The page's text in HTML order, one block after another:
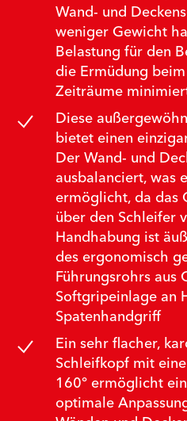
Wand- und
weniger Gewicht
Belastung für den
die Ermüdung
Zeiträume
Diese
bietet einen
Der Wand- und
ausbalanciert, was
ermöglicht, da das
über den Schleifer
Handhabung ist
des ergonomisch
Führungsrohrs aus
Softgripeinlage an
Spatenhandgriff
Ein sehr flacher,
Schleifkopf mit
160° ermöglicht
optimale